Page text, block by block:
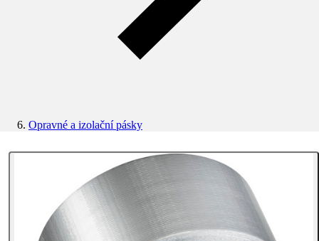
Opravné a izolační pásky